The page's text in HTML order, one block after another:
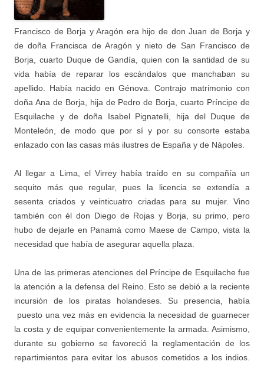
Francisco de Borja y Aragón era hijo de don Juan de Borja y
de doña Francisca de Aragón y nieto de San Francisco de
Borja, cuarto Duque de Gandía, quien con la santidad de su
vida había de reparar los escándalos que manchaban su
apellido. Había nacido en Génova. Contrajo matrimonio con
doña Ana de Borja, hija de Pedro de Borja, cuarto Príncipe de
Esquilache y de doña Isabel Pignatelli, hija del Duque de
Monteleón, de modo que por sí y por su consorte estaba
enlazado con las casas más ilustres de España y de Nápoles.
Al llegar a Lima, el Virrey había traído en su compañía un
sequito más que regular, pues la licencia se extendía a
sesenta criados y veinticuatro criadas para su mujer. Vino
también con él don Diego de Rojas y Borja, su primo, pero
hubo de dejarle en Panamá como Maese de Campo, vista la
necesidad que había de asegurar aquella plaza.
Una de las primeras atenciones del Príncipe de Esquilache fue
la atención a la defensa del Reino. Esto se debió a la reciente
incursión de los piratas holandeses. Su presencia, había
puesto una vez más en evidencia la necesidad de guarnecer
la costa y de equipar convenientemente la armada. Asimismo,
durante su gobierno se favoreció la reglamentación de los
repartimientos para evitar los abusos cometidos a los indios.